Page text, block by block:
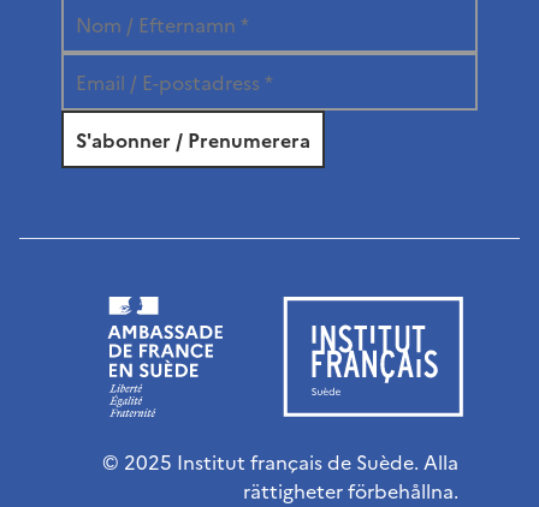
© 2025 Institut français de Suède. Alla
rättigheter förbehållna.